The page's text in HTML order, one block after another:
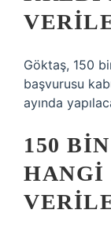
Göktaş, 150
başvurusu
ayında
150
HANGI